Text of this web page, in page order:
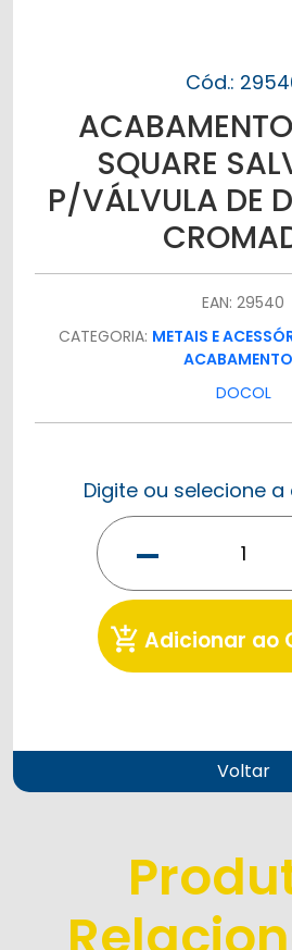
Cód.:
SQUARE
P/VÁLVULA DE
EAN: 29540
CATEGORIA: METAIS E
DOCOL
Digite ou selecione
-
add_shopping_cart Adicionar ao
Voltar